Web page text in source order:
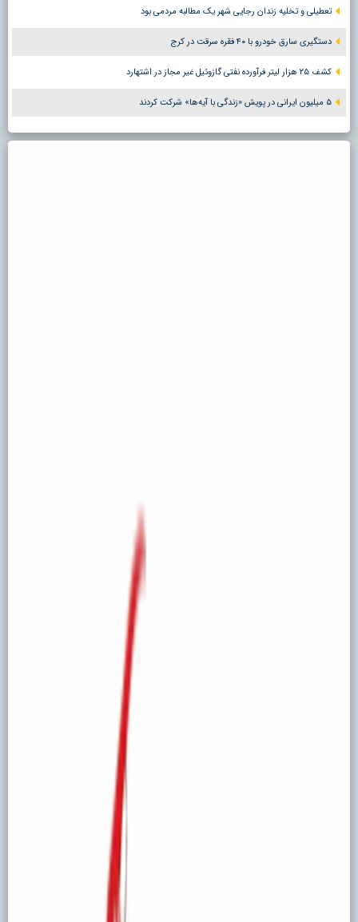
تعطیلی و تخلیه زندان رجایی شهر یک مطالبه مردمی بود
دستگیری سارق خودرو با ۴۰ فقره سرقت در کرج
کشف ۲۵ هزار لیتر فرآورده نفتی گازوئیل غیر مجاز در اشتهارد
۵ میلیون ایرانی در پویش «زندگی با آیه‌ها» شرکت کردند